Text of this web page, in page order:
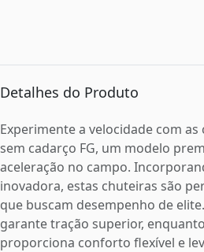
Detalhes do Produto
Experimente a velocidade com
sem cadarço FG, um modelo
aceleração no campo.
inovadora, estas chuteiras são
que buscam desempenho de
garante tração superior,
proporciona conforto flexível e